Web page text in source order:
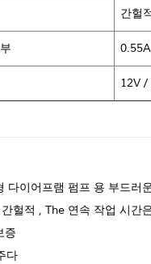
간헐
0.55A
12V /
다이어프램 펌프 용 부드러
헐적 , The 연속 작업 시간
증
다